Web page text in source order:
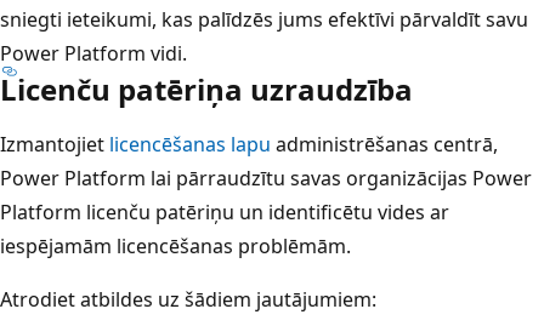
sniegti ieteikumi, kas palīdzēs jums efektīvi pārvaldīt savu
Power Platform vidi.
Licenču patēriņa uzraudzība
Izmantojiet licencēšanas lapu administrēšanas centrā,
Power Platform lai pārraudzītu savas organizācijas Power
Platform licenču patēriņu un identificētu vides ar
iespējamām licencēšanas problēmām.
Atrodiet atbildes uz šādiem jautājumiem: